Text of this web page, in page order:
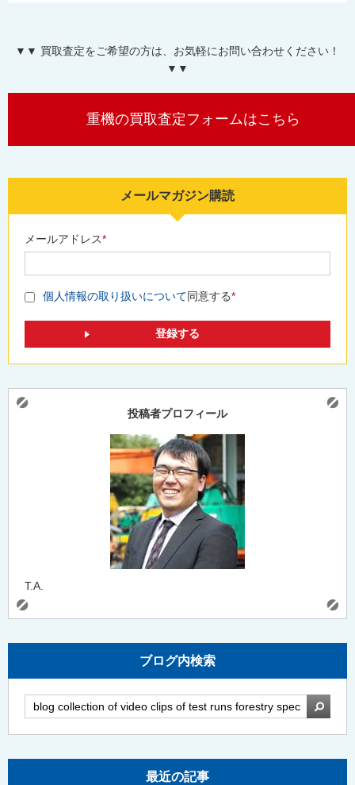
▼▼ 買取査定をご希望の方は、お気軽にお問い合わせください！
▼▼
重機の買取査定フォームはこちら
メールマガジン購読
メールアドレス*
個人情報の取り扱いについて同意する*
投稿者プロフィール
T.A.
ブログ内検索
検索
最近の記事